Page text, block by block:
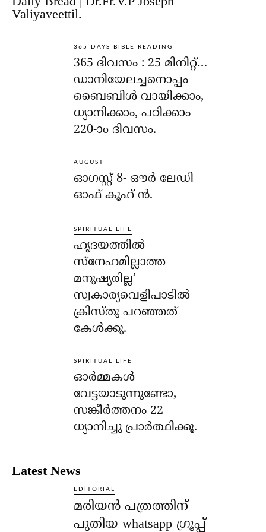
Valiyaveettil.
365 DAYS BIBLE READING
365 ദിവസം : 25 മിനിറ്റ്…
ഡാനിയേലച്ചനൊപ്പം
ബൈബിൾ വായിക്കാം,
ധ്യാനിക്കാം, പഠിക്കാം
220-ാo ദിവസം.
AUGUST
ഓഗസ്റ്റ് 8- ഔര്‍ ലേഡി
ഓഫ് കൂഹ് ന്‍.
SPIRITUAL LIFE
ഹൃദയത്തില്‍
സ്‌നേഹമില്ലാത്ത
മനുഷ്യരില്ല’
സ്വകാര്യവെളിപാടില്‍
ക്രിസ്തു പറഞ്ഞത്
കേള്‍ക്കൂ.
SPIRITUAL LIFE
ഓര്‍മ്മകള്‍
വേട്ടയാടുന്നുണ്ടോ,
സങ്കീര്‍ത്തനം 22
ധ്യാനിച്ചു പ്രാര്‍ത്ഥിക്കൂ.
Latest News
EDITORIAL
മരിയൻ പത്രത്തിന്
പുതിയ whatsapp ഗ്രൂപ്പ്